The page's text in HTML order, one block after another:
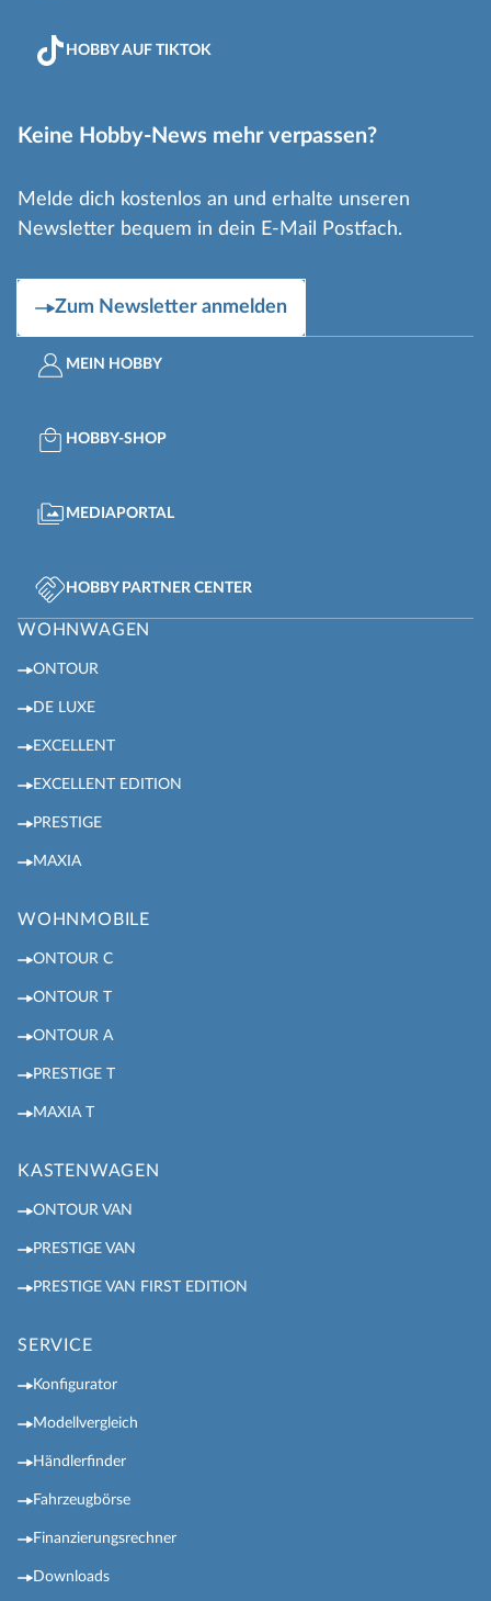
HOBBY AUF TIKTOK
Keine Hobby-News mehr verpassen?
Melde dich kostenlos an und erhalte unseren
Newsletter bequem in dein E-Mail Postfach.
Zum Newsletter anmelden
MEIN HOBBY
HOBBY-SHOP
MEDIAPORTAL
HOBBY PARTNER CENTER
WOHNWAGEN
ONTOUR
DE LUXE
EXCELLENT
EXCELLENT EDITION
PRESTIGE
MAXIA
WOHNMOBILE
ONTOUR C
ONTOUR T
ONTOUR A
PRESTIGE T
MAXIA T
KASTENWAGEN
ONTOUR VAN
PRESTIGE VAN
PRESTIGE VAN FIRST EDITION
SERVICE
Konfigurator
Modellvergleich
Händlerfinder
Fahrzeugbörse
Finanzierungsrechner
Downloads